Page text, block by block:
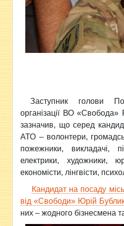
Заступник голови
організації ВО
зазначив, що серед
АТО – волонтери,
пожежники, викладачі,
електрики, художники,
економісти, лінгвісти,
Кандидат на посаду
від «Свободи» Юрій
них – жодного бізнесмена